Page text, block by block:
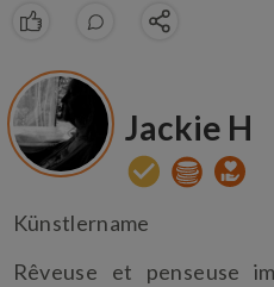
Jackie H
Künstlername
Rêveuse et penseuse